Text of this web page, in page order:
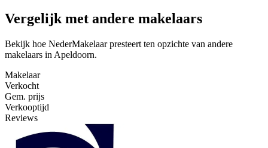
Vergelijk met andere makelaars
Bekijk hoe NederMakelaar presteert ten opzichte van andere
makelaars in Apeldoorn.
Makelaar
Verkocht
Gem. prijs
Verkooptijd
Reviews